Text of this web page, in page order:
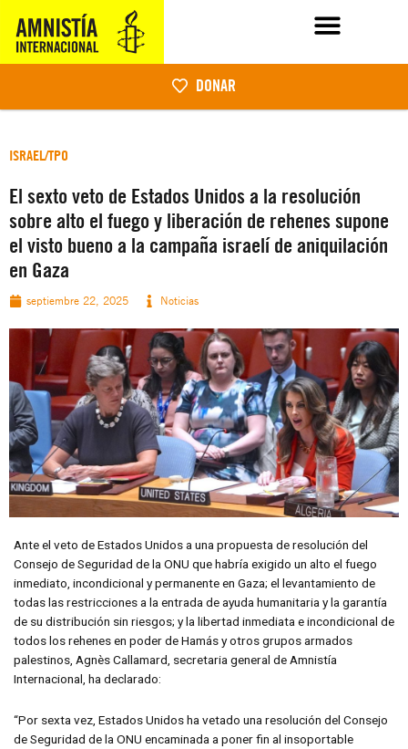
DONAR
ISRAEL/TPO
El sexto veto de Estados Unidos a la resolución
sobre alto el fuego y liberación de rehenes supone
el visto bueno a la campaña israelí de aniquilación
en Gaza
septiembre 22, 2025 Noticias
Ante el veto de Estados Unidos a una propuesta de resolución del
Consejo de Seguridad de la ONU que habría exigido un alto el fuego
inmediato, incondicional y permanente en Gaza; el levantamiento de
todas las restricciones a la entrada de ayuda humanitaria y la garantía
de su distribución sin riesgos; y la libertad inmediata e incondicional de
todos los rehenes en poder de Hamás y otros grupos armados
palestinos, Agnès Callamard, secretaria general de Amnistía
Internacional, ha declarado:
“Por sexta vez, Estados Unidos ha vetado una resolución del Consejo
de Seguridad de la ONU encaminada a poner fin al insoportable